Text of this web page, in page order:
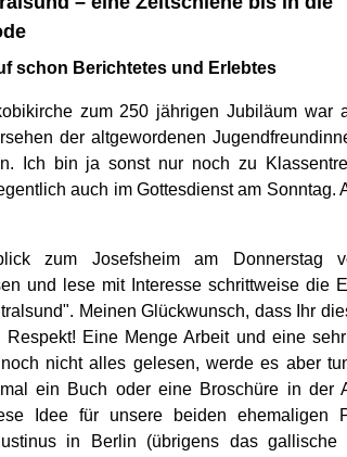
schon Berichtetes und Erlebtes
zum 250 jährigen Jubiläum war
der altgewordenen
Ich bin ja sonst nur noch zu
auch im Gottesdienst am Sonntag.
zum Josefsheim am Donnerstag
und lese mit Interesse schrittweise die
Meinen Glückwunsch, dass Ihr
Respekt! Eine Menge Arbeit und eine
nicht alles gelesen, werde es aber
ein Buch oder eine Broschüre in der
Idee für unsere beiden ehemaligen
in Berlin (übrigens das gallische